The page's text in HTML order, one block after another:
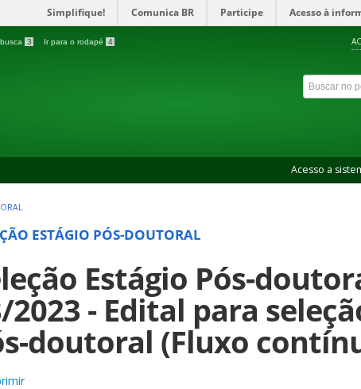
Simplifique! Comunica BR Participe Acesso à
3 Ir para o rodapé 4
Acesso a
ESTÁGIO PÓS-DOUTORAL
Estágio Pós-
2023 - Edital para
doutoral (Fluxo